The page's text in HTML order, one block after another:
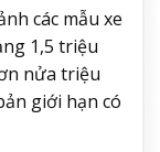
các mẫu xe
1,5 triệu
nửa triệu
giới hạn có